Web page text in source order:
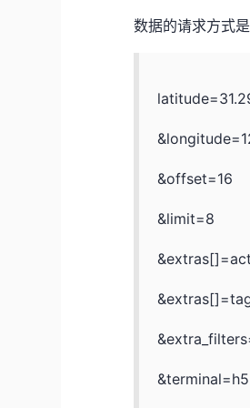
数据的请求方式
&offset=16
&limit=8
&terminal=h5